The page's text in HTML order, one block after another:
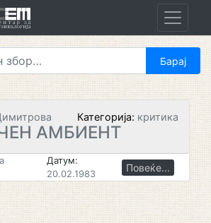
Категорија: критика
АМБИЕНТ
Датум:
20.02.1983
Повеќе...